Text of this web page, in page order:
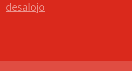
desalojo